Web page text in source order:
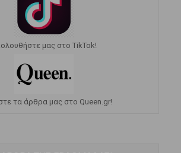
μας στο TikTok!
τα άρθρα μας στο Queen.gr!